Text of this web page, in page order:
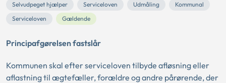
Selvudpeget hjælper
Serviceloven Udmåling
Kommunal
Serviceloven
Gældende
Principafgørelsen fastslår
Kommunen skal efter serviceloven tilbyde afløsning eller
aflastning til ægtefæller, forældre og andre pårørende, der